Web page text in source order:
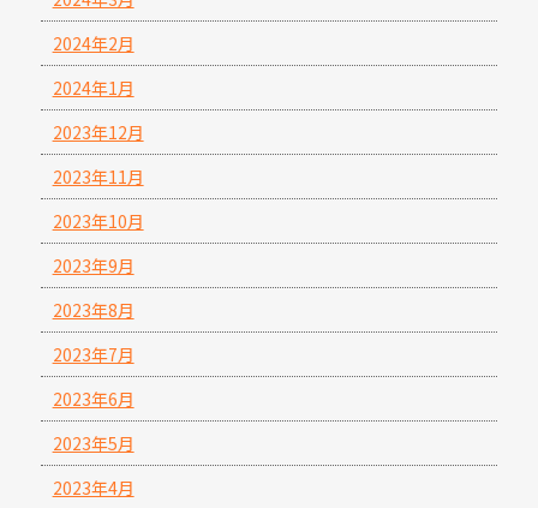
2024年2月
2024年1月
2023年12月
2023年11月
2023年10月
2023年9月
2023年8月
2023年7月
2023年6月
2023年5月
2023年4月